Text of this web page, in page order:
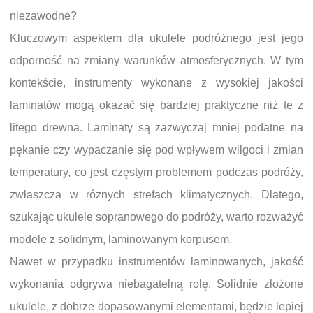
niezawodne?
Kluczowym aspektem dla ukulele podróżnego jest jego
odporność na zmiany warunków atmosferycznych. W tym
kontekście, instrumenty wykonane z wysokiej jakości
laminatów mogą okazać się bardziej praktyczne niż te z
litego drewna. Laminaty są zazwyczaj mniej podatne na
pękanie czy wypaczanie się pod wpływem wilgoci i zmian
temperatury, co jest częstym problemem podczas podróży,
zwłaszcza w różnych strefach klimatycznych. Dlatego,
szukając ukulele sopranowego do podróży, warto rozważyć
modele z solidnym, laminowanym korpusem.
Nawet w przypadku instrumentów laminowanych, jakość
wykonania odgrywa niebagatelną rolę. Solidnie złożone
ukulele, z dobrze dopasowanymi elementami, będzie lepiej